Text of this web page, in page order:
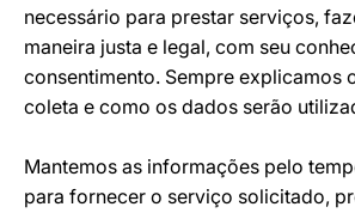
necessário para prestar serviços,
maneira justa e legal, com seu
consentimento. Sempre explicamos
coleta e como os dados serão
Mantemos as informações pelo
para fornecer o serviço solicitado,